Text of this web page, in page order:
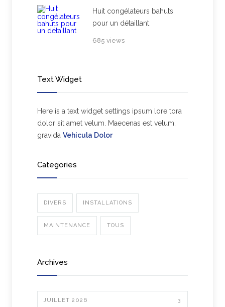
Huit congélateurs bahuts
pour un détaillant
685 views
Text Widget
Here is a text widget settings ipsum lore tora
dolor sit amet velum. Maecenas est velum,
gravida Vehicula Dolor
Categories
DIVERS INSTALLATIONS
MAINTENANCE TOUS
Archives
JUILLET 2026 3